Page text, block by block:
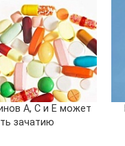
А, С и Е может
зачатию